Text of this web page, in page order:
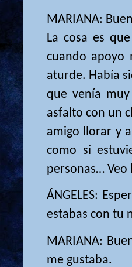
MARIANA:
La cosa es
cuando apoyo
aturde. Había
que venía
asfalto con un
amigo llorar y
como si
personas… Veo
ÁNGELES:
estabas con tu
MARIANA:
me gustaba.